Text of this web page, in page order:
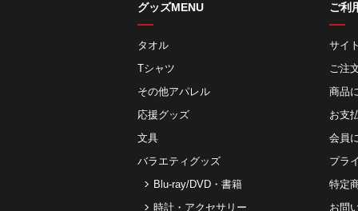
グッズMENU
タオル
Tシャツ
その他アパレル
応援グッズ
文具
バラエティグッズ
Blu-ray/DVD・書籍
時計・アクセサリー
ご利
サイ
ご注
商品
お⽀
会員
プラ
特定
お問